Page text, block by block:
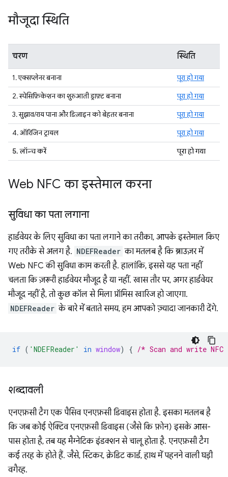
मौजूदा स्थिति
चरण स्थिति
1. एक्सप्लेनर बनाना
पूरा हो गया
2. स्पेसिफ़िकेशन का शुरुआती ड्राफ़्ट बनाना
पूरा हो गया
3. सुझाव/राय पाना और डिज़ाइन को बेहतर बनाना
पूरा हो गया
4. ऑरिजिन ट्रायल
पूरा हो गया
5. लॉन्च करें
पूरा हो गया
Web NFC का इस्तेमाल करना
सुविधा का पता लगाना
हार्डवेयर के लिए सुविधा का पता लगाने का तरीका, आपके इस्तेमाल किए
गए तरीके से अलग है. NDEFReader का मतलब है कि ब्राउज़र में
Web NFC की सुविधा काम करती है. हालांकि, इससे यह पता नहीं
चलता कि ज़रूरी हार्डवेयर मौजूद है या नहीं. खास तौर पर, अगर हार्डवेयर
मौजूद नहीं है, तो कुछ कॉल से मिला प्रॉमिस खारिज हो जाएगा.
NDEFReader के बारे में बताते समय, हम आपको ज़्यादा जानकारी देंगे.
if ( 'NDEFReader' in window) { /* Scan and write NFC
शब्दावली
एनएफ़सी टैग एक पैसिव एनएफ़सी डिवाइस होता है. इसका मतलब है
कि जब कोई ऐक्टिव एनएफ़सी डिवाइस (जैसे कि फ़ोन) इसके आस-
पास होता है, तब यह मैग्नेटिक इंडक्शन से चालू होता है. एनएफ़सी टैग
कई तरह के होते हैं. जैसे, स्टिकर, क्रेडिट कार्ड, हाथ में पहनने वाली घड़ी
वगैरह.